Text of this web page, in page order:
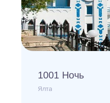
1001 Ночь
Ялта